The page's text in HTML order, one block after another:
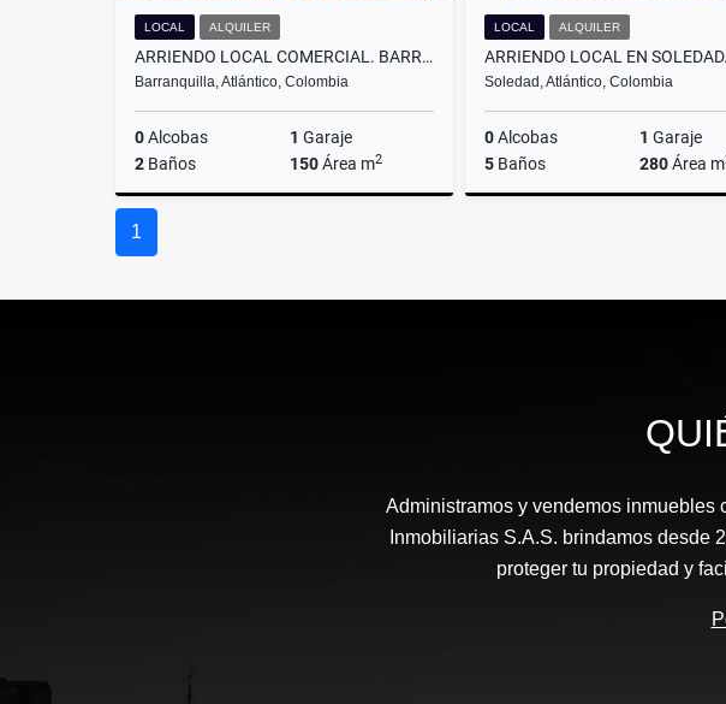
LOCAL ALQUILER
ARRIENDO LOCAL COMERCIAL. BARRIO PORVENIR. BARRANQUILLA.
Barranquilla, Atlántico, Colombia
0Alcobas 1 Garaje
2 Baños 150Área m2
LOCAL ALQUILER
ARRIENDO LOCAL EN SOLEDAD.
Soledad, Atlántico, Colombia
0Alcobas 1 Garaje
5Baños 280Área m
1
Administramos y vendemos inmuebles
Inmobiliarias S.A.S. brindamos desde
proteger tu propiedad y